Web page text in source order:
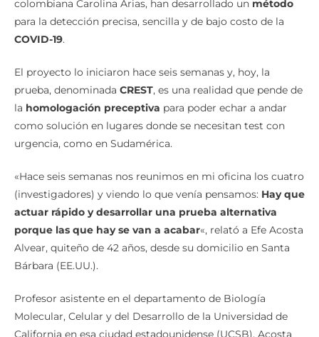
para la detección precisa, sencilla y de bajo costo de la
COVID-19.
prueba, denominadaCREST, es una realidad que pende de
lahomologación preceptivapara poder echar a andar
como solución en lugares donde se necesitan test con
urgencia, como en Sudamérica.
(investigadores) y viendo lo que venía pensamos:Hay que
actuar rápido y desarrollar una prueba alternativa
porque las que hay se van a acabar«, relató a Efe Acosta
Alvear, quiteño de 42 años, desde su domicilio en Santa
Bárbara (EE.UU.).
Molecular, Celular y del Desarrollo de la Universidad de
California en esa ciudad estadounidense (UCSB), Acosta